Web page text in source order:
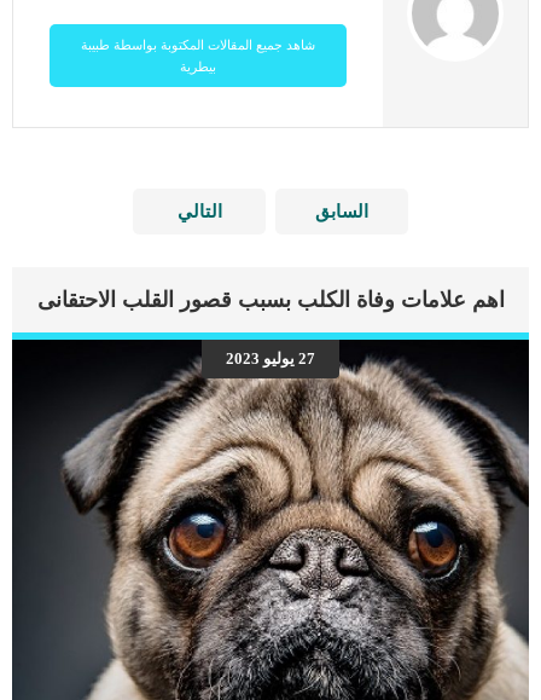
شاهد جميع المقالات المكتوبة بواسطة طبيبة
بيطرية
السابق التالي
اهم علامات وفاة الكلب بسبب قصور القلب الاحتقانى
27 يوليو 2023